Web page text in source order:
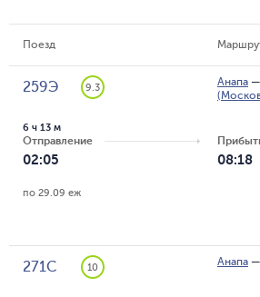
Поезд
259Э 9.3 Анапа —
Отправление
02:05
6 ч 13 м
08:18
по 29.09 еж
271С 10 Анапа —